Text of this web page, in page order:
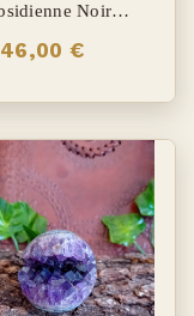
Obsidienne Noire, Pointe
46,00 €